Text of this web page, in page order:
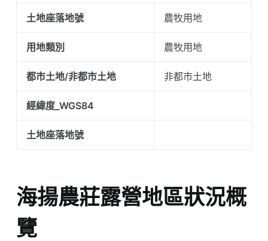
土地座落地號 農牧用地
用地類別 農牧用地
都市土地/非都市土地 非都市土地
經緯度_WGS84
土地座落地號
海揚農莊露營地區狀況概
覽